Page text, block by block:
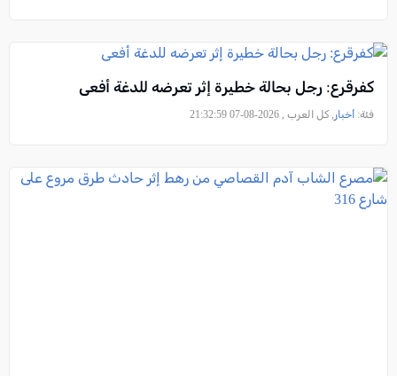
كفرقرع: رجل بحالة خطيرة إثر تعرضه للدغة أفعى
فئة: أخبار , كل العرب , 2026-08-07 21:32:59